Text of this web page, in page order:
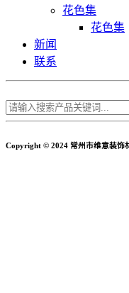
花色集
花色集
新闻
联系
Copyright © 2024 常州市维意装饰